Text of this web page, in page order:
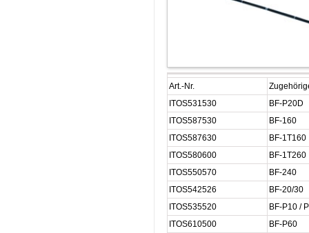
Art.-Nr.
ITOS531530
BF-P20D
ITOS587530
BF-160
ITOS587630
BF-1T160
ITOS580600
BF-1T260
ITOS550570
BF-240
ITOS542526
BF-20/30
ITOS535520
BF-P10 /
ITOS610500
BF-P60